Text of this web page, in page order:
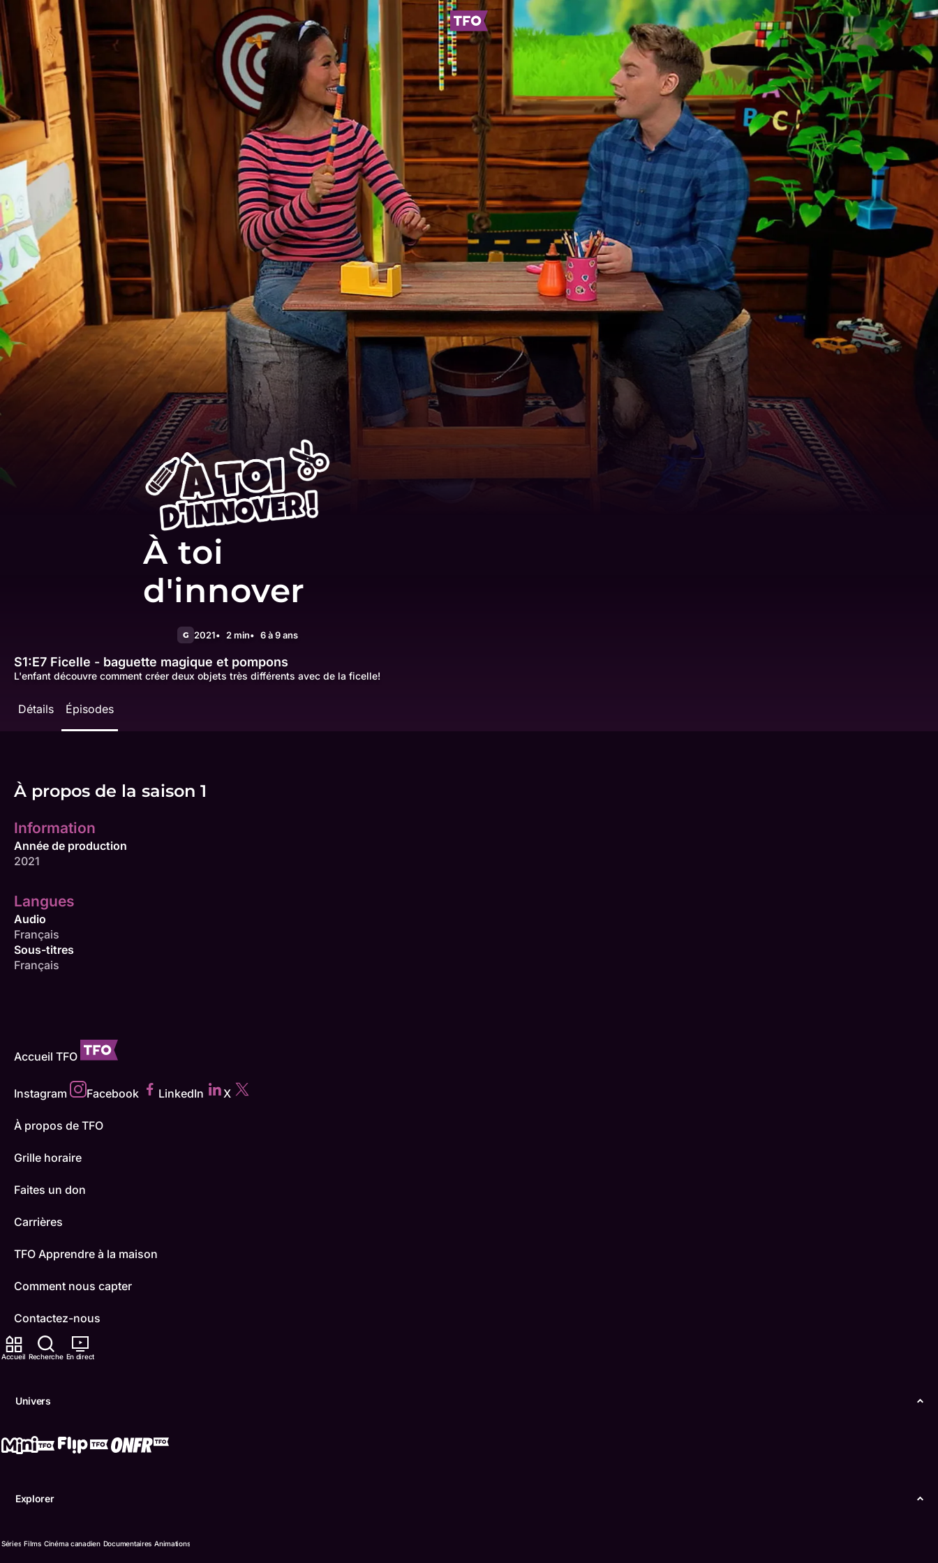
Accueil Recherche En direct
Univers
Explorer
Séries Films Cinéma canadien Documentaires Animations
À toi
d'innover
G 2021 2 min 6 à 9 ans
S1:E7 Ficelle - baguette magique et pompons
L'enfant découvre comment créer deux objets très différents avec de la ficelle!
Détails Épisodes
À propos de la saison 1
Information
Année de production
2021
Langues
Audio
Français
Sous-titres
Français
Accueil TFO
Instagram Facebook LinkedIn X
À propos de TFO
Grille horaire
Faites un don
Carrières
TFO Apprendre à la maison
Comment nous capter
Contactez-nous
ONFR
Conditions d'utilisation
© Office des télécommunications éducatives de langue française de l’Ontario (TFO) - 2026